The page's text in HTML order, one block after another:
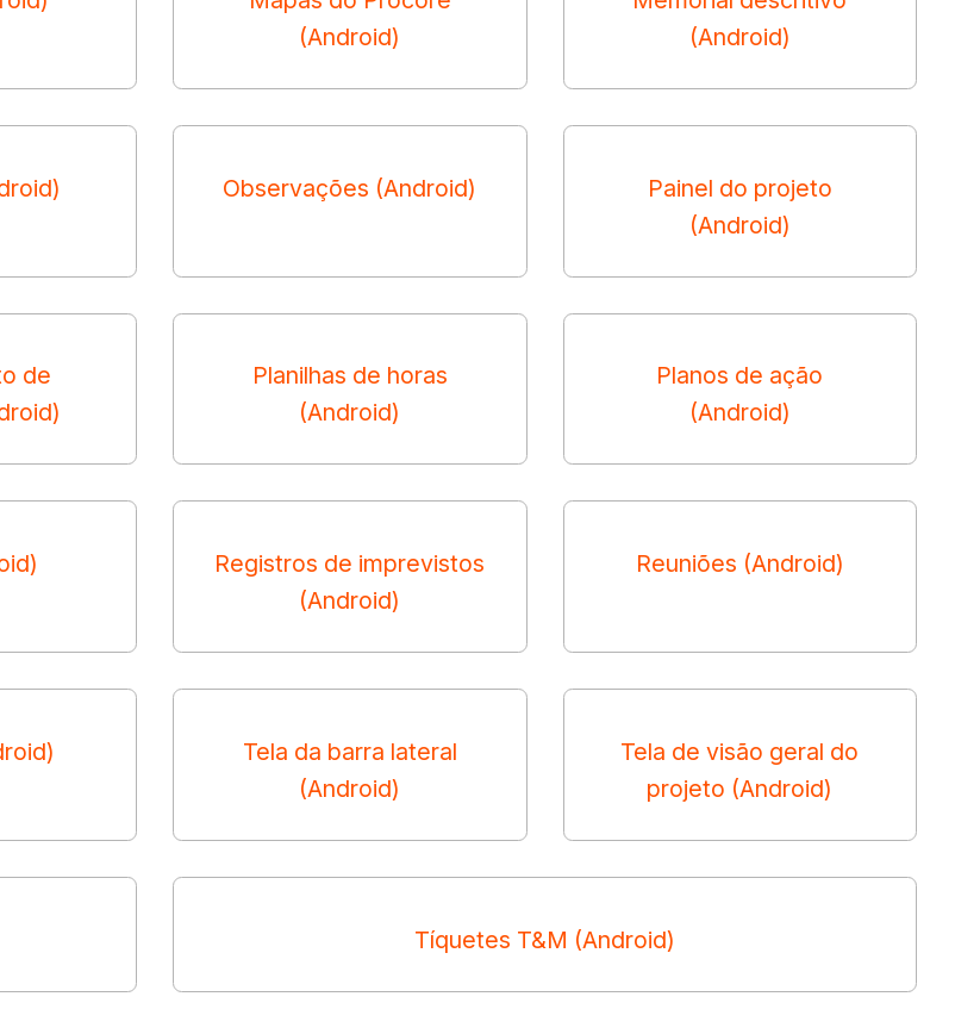
(Android)
(Android)
Observações (Android)
Painel do projeto
(Android)
de
Planilhas de horas
(Android)
Planos de ação
(Android)
Registros de imprevistos
(Android)
Reuniões (Android)
Tela da barra lateral
(Android)
Tela de visão geral do
projeto (Android)
Tíquetes T&M (Android)